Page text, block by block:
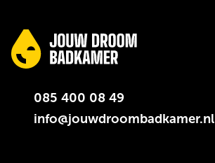
085 400 08 49
info@jouwdroombadkamer.nl